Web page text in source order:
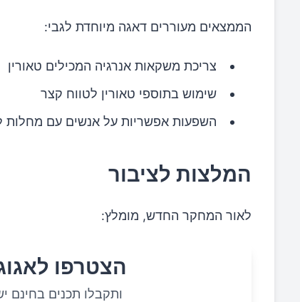
הממצאים מעוררים דאגה מיוחדת לגבי:
צריכת משקאות אנרגיה המכילים טאורין
שימוש בתוספי טאורין לטווח קצר
השפעות אפשריות על אנשים עם מחלות
המלצות לציבור
לאור המחקר החדש, מומלץ:
הצטרפו
ותקבלו תכנים בחינם